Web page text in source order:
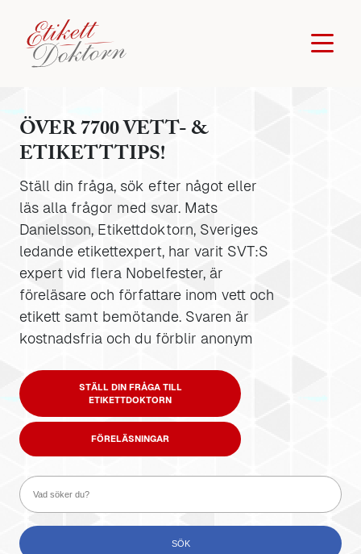
ÖVER 7700 VETT- &
ETIKETTTIPS!
Ställ din fråga, sök efter något eller
läs alla frågor med svar. Mats
Danielsson, Etikettdoktorn, Sveriges
ledande etikettexpert, har varit SVT:S
expert vid flera Nobelfester, är
föreläsare och författare inom vett och
etikett samt bemötande. Svaren är
kostnadsfria och du förblir anonym
STÄLL DIN FRÅGA TILL
ETIKETTDOKTORN
FÖRELÄSNINGAR